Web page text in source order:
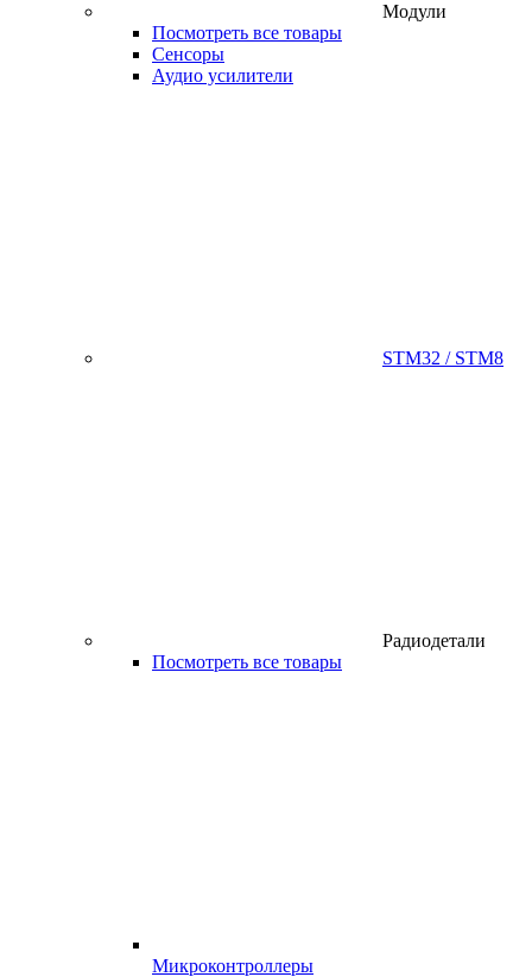
Модули
Посмотреть все товары
Сенсоры
Аудио усилители
STM32 / STM8
Радиодетали
Посмотреть все товары
Микроконтроллеры